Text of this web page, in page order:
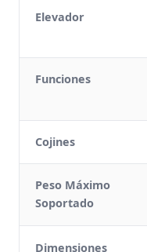
Elevador
Funciones
Cojines
Peso Máximo
Soportado
Dimensiones